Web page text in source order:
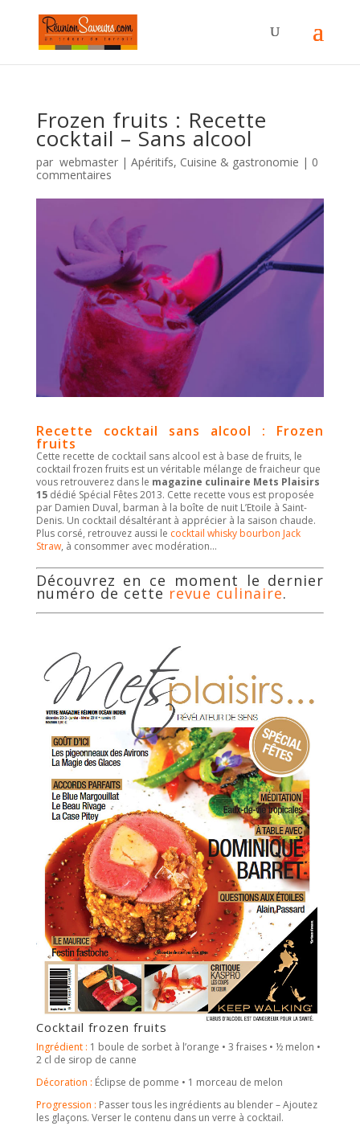
Frozen fruits : Recette
cocktail – Sans alcool
par webmaster| Apéritifs, Cuisine & gastronomie | 0
commentaires
Recette cocktail sans alcool : Frozen
fruits
Cette recette de cocktail sans alcool est à base de fruits, le
cocktail frozen fruits est un véritable mélange de fraicheur que
vous retrouverez dans le magazine culinaire Mets Plaisirs
15dédié Spécial Fêtes 2013. Cette recette vous est proposée
par Damien Duval, barman à la boîte de nuit L’Etoile à Saint-
Denis. Un cocktail désaltérant à apprécier à la saison chaude.
Plus corsé, retrouvez aussi le cocktail whisky bourbon Jack
Straw, à consommer avec modération…
Découvrez en ce moment le dernier
numéro de cette revue culinaire.
Cocktail frozen fruits
Ingrédient : 1 boule de sorbet à l’orange • 3 fraises • ½ melon •
2 cl de sirop de canne
Décoration : Éclipse de pomme • 1 morceau de melon
Progression : Passer tous les ingrédients au blender – Ajoutez
les glaçons. Verser le contenu dans un verre à cocktail.